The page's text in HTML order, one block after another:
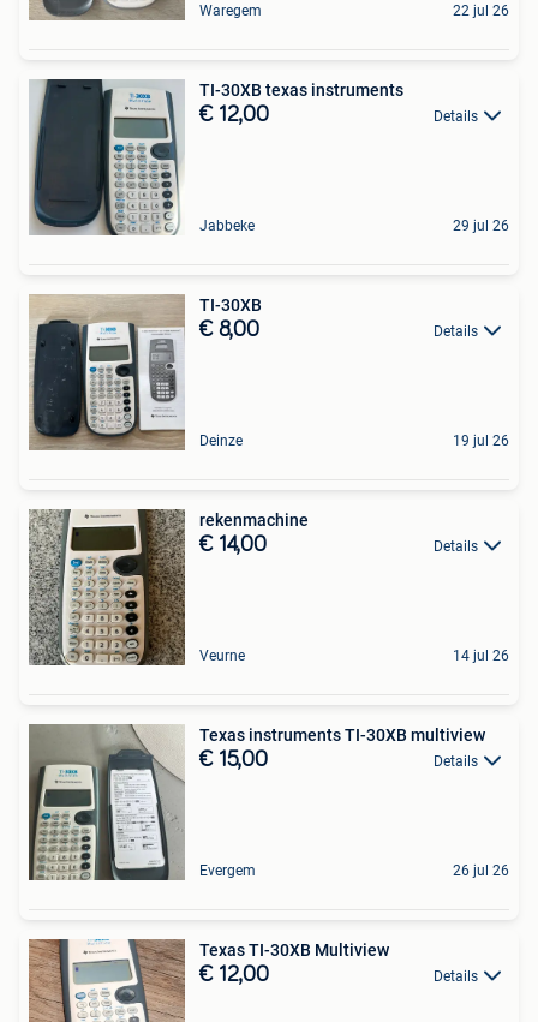
Waregem 22 jul 26
TI-30XB texas instruments
€ 12,00 Details
Jabbeke 29 jul 26
TI-30XB
€ 8,00 Details
Deinze 19 jul 26
rekenmachine
€ 14,00 Details
Veurne 14 jul 26
Texas instruments TI-30XB multiview
€ 15,00 Details
Evergem 26 jul 26
Texas TI-30XB Multiview
€ 12,00 Details